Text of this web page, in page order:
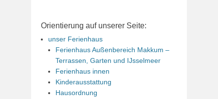
Orientierung auf unserer Seite:
unser Ferienhaus
Ferienhaus Außenbereich Makkum –
Terrassen, Garten und IJsselmeer
Ferienhaus innen
Kinderausstattung
Hausordnung